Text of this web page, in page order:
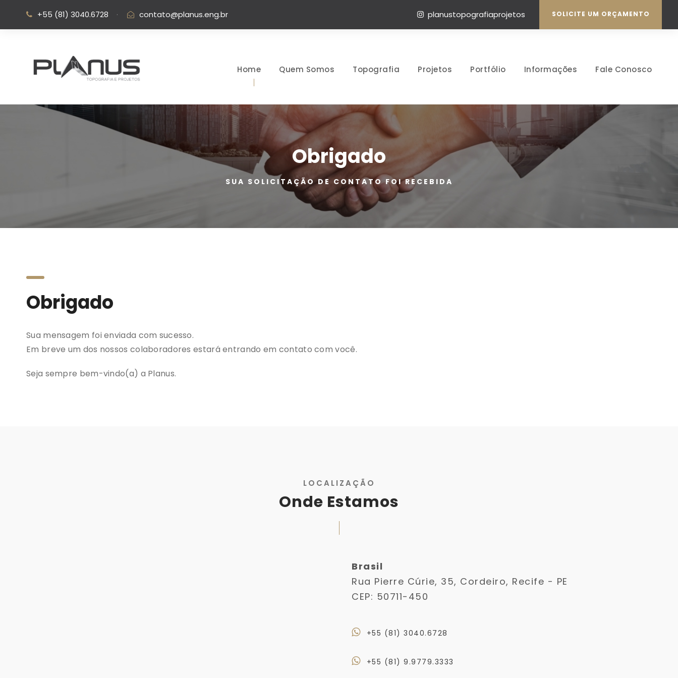
+55 (81) 3040.6728 · contato@planus.eng.br SOLICITE UM ORÇAMENTO
planustopografiaprojetos
Home Quem Somos Topografia Projetos Portfólio Informações Fale Conosco
Obrigado
SUA SOLICITAÇÃO DE CONTATO FOI RECEBIDA
Obrigado
Sua mensagem foi enviada com sucesso.
Em breve um dos nossos colaboradores estará entrando em contato com você.
Seja sempre bem-vindo(a) a Planus.
LOCALIZAÇÃO
Onde Estamos
Brasil
Rua Pierre Cúrie, 35, Cordeiro, Recife - PE
CEP: 50711-450
+55 (81) 3040.6728
+55 (81) 9.9779.3333